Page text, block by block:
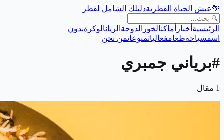
🌴عيش الحياة القطريةدليلك الشامل لقطر
الرئيسية أخبار أماكنالخور الدوحة الريانالوكرةبدون
اسمسياحةطعامفعالياتمنوعاتمن نحن
#برياني جمبري
1 مقال